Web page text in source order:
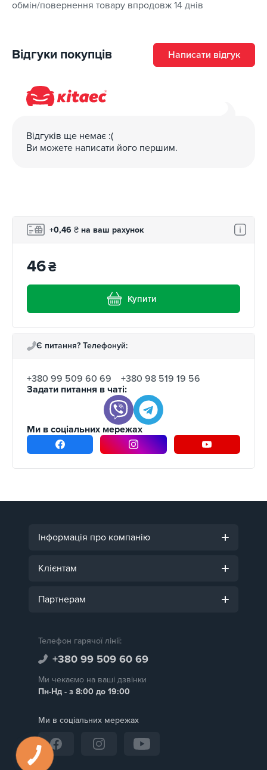
обмін/повернення товару впродовж 14 днів
Відгуки покупців Написати відгук
Відгуків ще немає :(
Ви можете написати його першим.
+0,46 ₴ на ваш рахунок
46₴
Купити
Є питання? Телефонуй:
+380 99 509 60 69
+380 98 519 19 56
Задати питання в чаті:
Ми в соціальних мережах
Інформація про компанію
Клієнтам
Партнерам
Телефон гарячої лінії:
+380 99 509 60 69
Ми чекаємо на ваші дзвінки
Пн-Нд - з 8:00 до 19:00
Ми в соціальних мережах